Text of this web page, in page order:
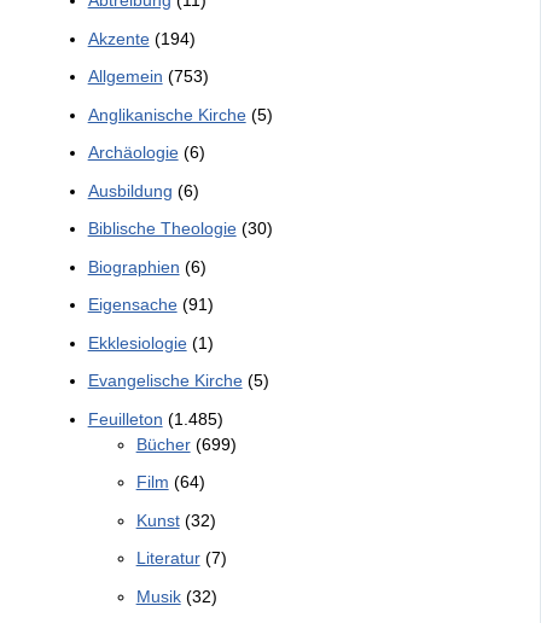
Akzente(194)
Allgemein (753)
Anglikanische Kirche(5)
Archäologie(6)
Ausbildung (6)
Biblische Theologie(30)
Biographien (6)
Eigensache(91)
Ekklesiologie(1)
Evangelische Kirche(5)
Feuilleton (1.485)
Bücher(699)
Film (64)
Kunst(32)
Literatur(7)
Musik(32)